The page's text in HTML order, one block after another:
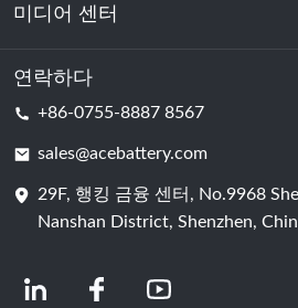
지속 가능성
에너지 저장
데이터센터 및 서버실
배터리 셀
미디어 센터
소식
연락하다
+86-0755-8887 8567
sales@acebattery.com
29F, 행킹 금융 센터, No.9968
Nanshan District, Shenzhen,